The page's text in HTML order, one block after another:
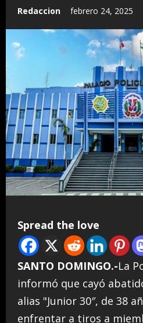
Redaccion febrero 24, 2025
Spread the love
SANTO DOMINGO.-La
informó que cayó
alias "Junior 30″, de 38
enfrentar a tiros a